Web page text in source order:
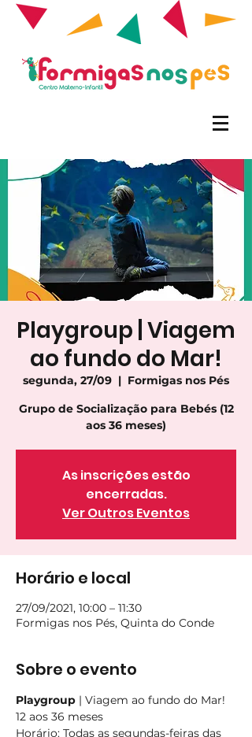
Playgroup | Viagem
ao fundo do Mar!
segunda, 27/09
  |
Formigas nos Pés
Grupo de Socialização para Bebés (12
aos 36 meses)
As inscrições estão
encerradas.
Ver Outros Eventos
Horário e local
27/09/2021, 10:00 – 11:30
Formigas nos Pés, Quinta do Conde
Sobre o evento
Playgroup | Viagem ao fundo do Mar!
12 aos 36 meses
Horário: Todas as segundas-feiras das